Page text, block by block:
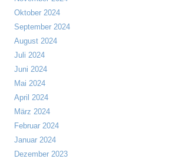
Oktober 2024
September 2024
August 2024
Juli 2024
Juni 2024
Mai 2024
April 2024
März 2024
Februar 2024
Januar 2024
Dezember 2023